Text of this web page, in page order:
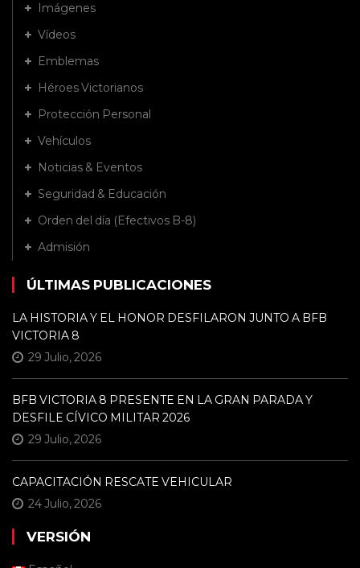
Imágenes
Vídeos
Emblemas
Héroes Victorianos
Protección Personal
Vehículos
Noticias & Eventos
Seguridad & Educación
Orden del día (Efectivos B-8)
Admisión
ÚLTIMAS PUBLICACIONES
LA HISTORIA Y EL HONOR DESFILARON JUNTO A BFB
VICTORIA 8
29 Julio, 2026
BFB VICTORIA 8 PRESENTE EN LA GRAN PARADA Y
DESFILE CÍVICO MILITAR 2026
29 Julio, 2026
CAPACITACIÓN RESCATE VEHICULAR
24 Julio, 2026
VERSIÓN